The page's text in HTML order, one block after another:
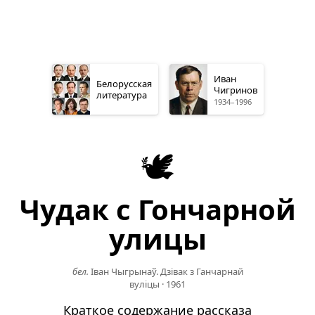
Белорусская
литература
Иван
Чигринов
1934–1996
🕊️
Чудак с Гончарной
улицы
бел. Іван Чыгрынаў. Дзівак з Ганчарнай
вуліцы · 1961
Краткое содержание рассказа